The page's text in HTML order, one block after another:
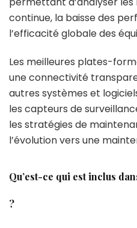
continue, la baisse des
l’efficacité globale des
Les meilleures plates-
une connectivité
autres systèmes et
les capteurs de
les stratégies de
l’évolution vers une
Qu’est-ce qui est inclus
?